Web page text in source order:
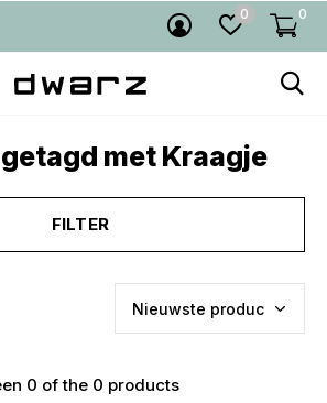
0 0
met Kraagje
FILTER
0 of the 0 products